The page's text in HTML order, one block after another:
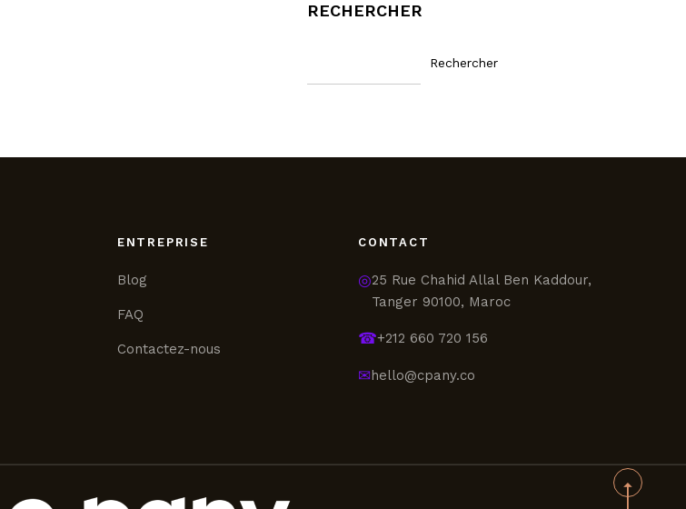
RECHERCHER
Rechercher
ENTREPRISE
Blog
FAQ
Contactez-nous
CONTACT
◎25 Rue Chahid Allal Ben Kaddour,
Tanger 90100, Maroc
☎+212 660 720 156
✉hello@cpany.co